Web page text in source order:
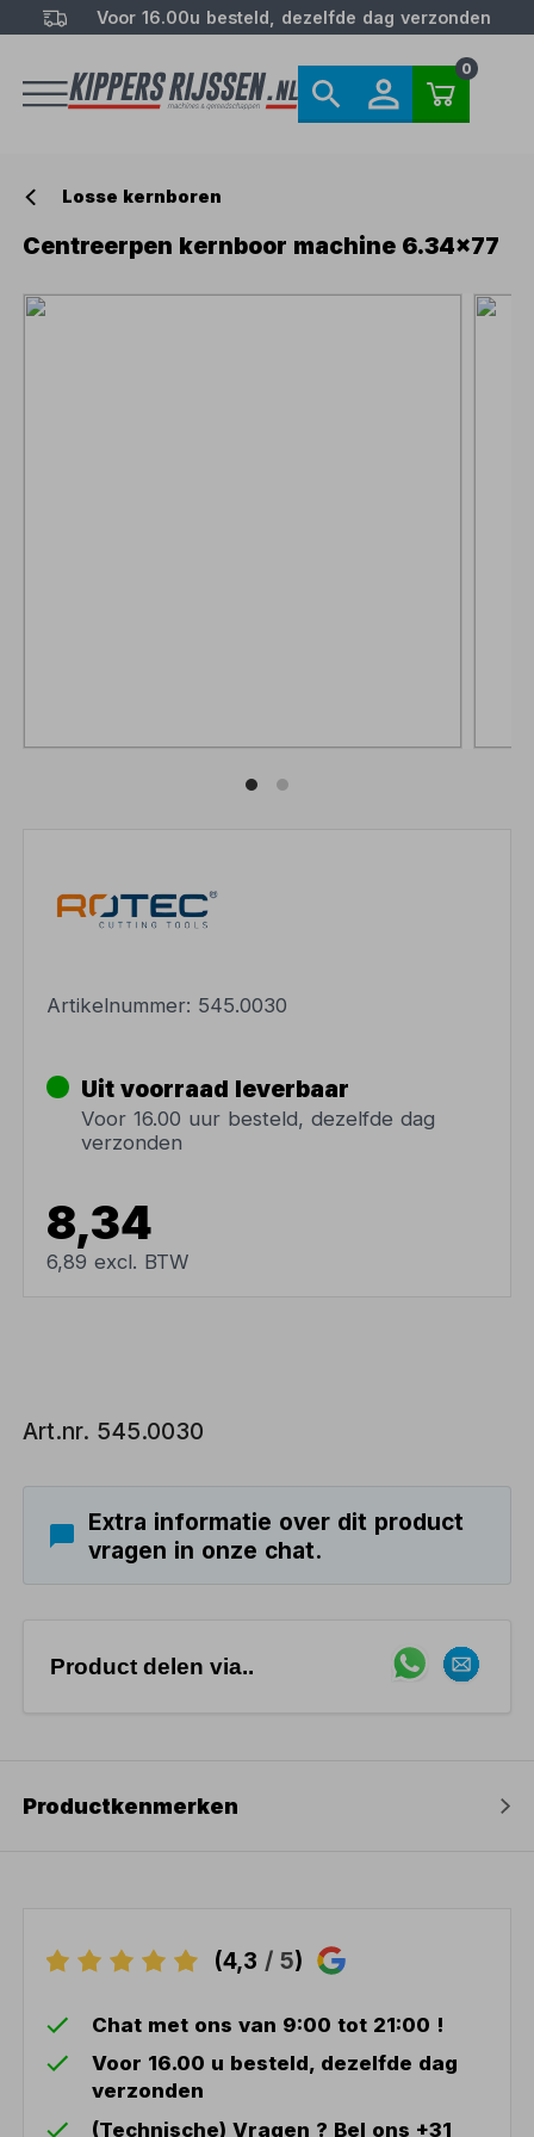
Voor 16.00u besteld, dezelfde dag verzonden
0
Losse kernboren
Centreerpen kernboor machine 6.34x77
Artikelnummer: 545.0030
Uit voorraad leverbaar
Voor 16.00 uur besteld, dezelfde dag
verzonden
8,34
6,89 excl. BTW
Art.nr. 545.0030
Extra informatie over dit product
vragen in onze chat.
Product delen via..
Productkenmerken
(4,3 / 5)
Chat met ons van 9:00 tot 21:00 !
Voor 16.00 u besteld, dezelfde dag
verzonden
(Technische) Vragen ? Bel ons +31